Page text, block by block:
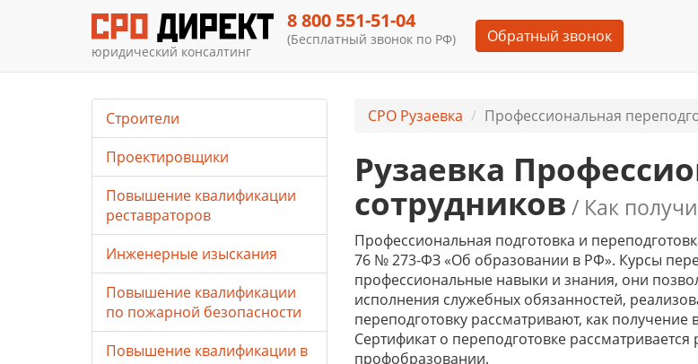
юридический консалтинг
8 800 551-51-04
(Бесплатный звонок по РФ) Обратный звонок
СРО Рузаевка Профессиональная
Рузаевка
сотрудников / Как
Профессиональная подготовка и
76 № 273-ФЗ «Об образовании в РФ». Курсы
профессиональные навыки и знания, они
исполнения служебных обязанностей,
переподготовку рассматривают, как
Сертификат о переподготовке
профобразовании.
Строители
Проектировщики
Повышение квалификации
реставраторов
Инженерные изыскания
Повышение квалификации
по пожарной безопасности
Повышение квалификации в